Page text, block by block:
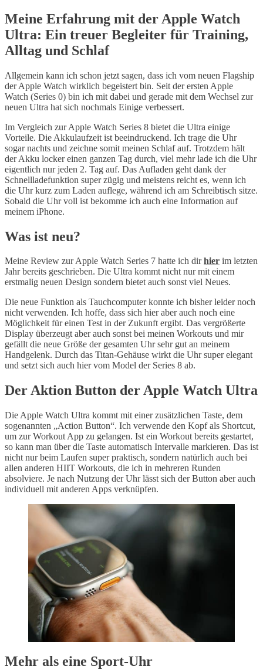
Meine Erfahrung mit der Apple Watch
Ultra: Ein treuer Begleiter für Training,
Alltag und Schlaf
Allgemein kann ich schon jetzt sagen, dass ich vom neuen Flagship
der Apple Watch wirklich begeistert bin. Seit der ersten Apple
Watch (Series 0) bin ich mit dabei und gerade mit dem Wechsel zur
neuen Ultra hat sich nochmals Einige verbessert.
Im Vergleich zur Apple Watch Series 8 bietet die Ultra einige
Vorteile. Die Akkulaufzeit ist beeindruckend. Ich trage die Uhr
sogar nachts und zeichne somit meinen Schlaf auf. Trotzdem hält
der Akku locker einen ganzen Tag durch, viel mehr lade ich die Uhr
eigentlich nur jeden 2. Tag auf. Das Aufladen geht dank der
Schnellladefunktion super zügig und meistens reicht es, wenn ich
die Uhr kurz zum Laden auflege, während ich am Schreibtisch sitze.
Sobald die Uhr voll ist bekomme ich auch eine Information auf
meinem iPhone.
Was ist neu?
Meine Review zur Apple Watch Series 7 hatte ich dirhier im letzten
Jahr bereits geschrieben. Die Ultra kommt nicht nur mit einem
erstmalig neuen Design sondern bietet auch sonst viel Neues.
Die neue Funktion als Tauchcomputer konnte ich bisher leider noch
nicht verwenden. Ich hoffe, dass sich hier aber auch noch eine
Möglichkeit für einen Test in der Zukunft ergibt. Das vergrößerte
Display überzeugt aber auch sonst bei meinen Workouts und mir
gefällt die neue Größe der gesamten Uhr sehr gut an meinem
Handgelenk. Durch das Titan-Gehäuse wirkt die Uhr super elegant
und setzt sich auch hier vom Model der Series 8 ab.
Der Aktion Button der Apple Watch Ultra
Die Apple Watch Ultra kommt mit einer zusätzlichen Taste, dem
sogenannten „Action Button“. Ich verwende den Kopf als Shortcut,
um zur Workout App zu gelangen. Ist ein Workout bereits gestartet,
so kann man über die Taste automatisch Intervalle markieren. Das ist
nicht nur beim Laufen super praktisch, sondern natürlich auch bei
allen anderen HIIT Workouts, die ich in mehreren Runden
absolviere. Je nach Nutzung der Uhr lässt sich der Button aber auch
individuell mit anderen Apps verknüpfen.
Mehr als eine Sport-Uhr